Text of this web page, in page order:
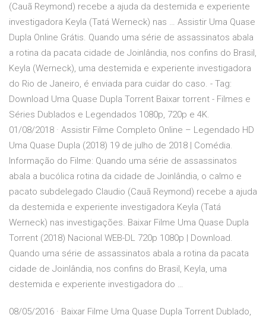
(Cauã Reymond) recebe a ajuda da destemida e experiente
investigadora Keyla (Tatá Werneck) nas … Assistir Uma Quase
Dupla Online Grátis. Quando uma série de assassinatos abala
a rotina da pacata cidade de Joinlândia, nos confins do Brasil,
Keyla (Werneck), uma destemida e experiente investigadora
do Rio de Janeiro, é enviada para cuidar do caso. - Tag:
Download Uma Quase Dupla Torrent Baixar torrent - Filmes e
Séries Dublados e Legendados 1080p, 720p e 4K.
01/08/2018 · Assistir Filme Completo Online – Legendado HD
Uma Quase Dupla (2018) 19 de julho de 2018 | Comédia.
Informação do Filme: Quando uma série de assassinatos
abala a bucólica rotina da cidade de Joinlândia, o calmo e
pacato subdelegado Claudio (Cauã Reymond) recebe a ajuda
da destemida e experiente investigadora Keyla (Tatá
Werneck) nas investigações. Baixar Filme Uma Quase Dupla
Torrent (2018) Nacional WEB-DL 720p 1080p | Download.
Quando uma série de assassinatos abala a rotina da pacata
cidade de Joinlândia, nos confins do Brasil, Keyla, uma
destemida e experiente investigadora do …
08/05/2016 · Baixar Filme Uma Quase Dupla Torrent Dublado,